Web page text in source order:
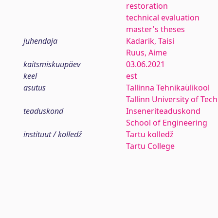
restoration
technical evaluation
master's theses
juhendaja
Kadarik, Taisi
Ruus, Aime
kaitsmiskuupäev
03.06.2021
keel
est
asutus
Tallinna Tehnikaülikool
Tallinn University of
teaduskond
Inseneriteaduskond
School of Engineering
instituut / kolledž
Tartu kolledž
Tartu College